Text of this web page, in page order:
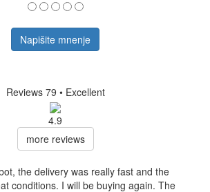
Napišite mnenje
Reviews 79 • Excellent
4.9
more reviews
the delivery was really fast and the
conditions. I will be buying again. The